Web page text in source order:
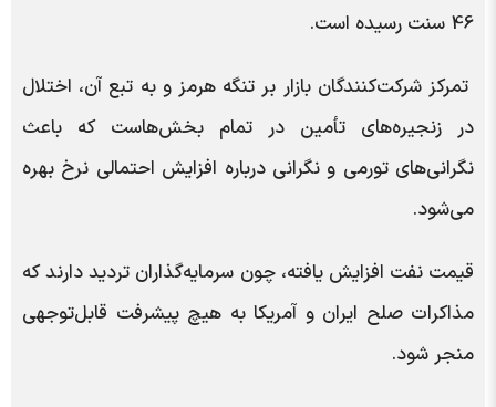
46 سنت رسیده است.
تمرکز شرکت‌کنندگان بازار بر تنگه هرمز و به تبع آن، اختلال
در زنجیره‌های تأمین در تمام بخش‌هاست که باعث
نگرانی‌های تورمی و نگرانی درباره افزایش احتمالی نرخ بهره
می‌شود.
قیمت نفت افزایش یافته، چون سرمایه‌گذاران تردید دارند که
مذاکرات صلح ایران و آمریکا به هیچ پیشرفت قابل‌توجهی
منجر شود.